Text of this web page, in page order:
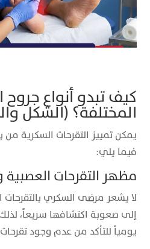
كيف تبدو أنواع
المختلفة؟ (الشكل
يمكن تمييز التقرحات السكرية
فيما يلي:
مظهر التقرحات
لا يشعر مرضى السكري بالتقرحات
إلى صعوبة اكتشافها سريعاً،
يومياً للتأكد من عدم وجود